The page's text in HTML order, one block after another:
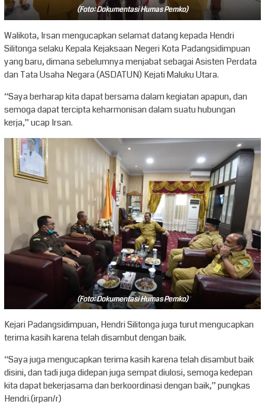
(Foto: Dokumentasi Humas Pemko)
Walikota, Irsan mengucapkan selamat datang kepada Hendri
Silitonga selaku Kepala Kejaksaan Negeri Kota Padangsidimpuan
yang baru, dimana sebelumnya menjabat sebagai Asisten Perdata
dan Tata Usaha Negara (ASDATUN) Kejati Maluku Utara.
“Saya berharap kita dapat bersama dalam kegiatan apapun, dan
semoga dapat tercipta keharmonisan dalam suatu hubungan
kerja,” ucap Irsan.
(Foto: Dokumentasi Humas Pemko)
Kejari Padangsidimpuan, Hendri Silitonga juga turut mengucapkan
terima kasih karena telah disambut dengan baik.
“Saya juga mengucapkan terima kasih karena telah disambut baik
disini, dan tadi juga didepan juga sempat diulosi, semoga kedepan
kita dapat bekerjasama dan berkoordinasi dengan baik,” pungkas
Hendri.(irpan/r)